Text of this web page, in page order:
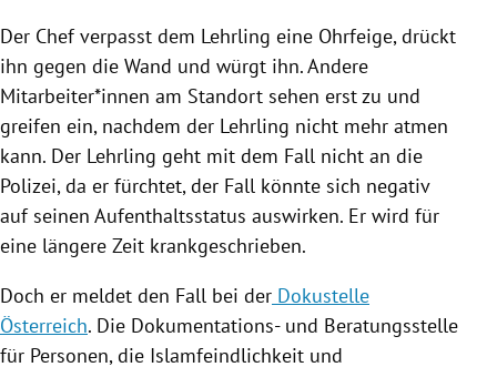
Der Chef verpasst dem Lehrling eine Ohrfeige, drückt
ihn gegen die Wand und würgt ihn. Andere
Mitarbeiter*innen am Standort sehen erst zu und
greifen ein, nachdem der Lehrling nicht mehr atmen
kann. Der Lehrling geht mit dem Fall nicht an die
Polizei, da er fürchtet, der Fall könnte sich negativ
auf seinen Aufenthaltsstatus auswirken. Er wird für
eine längere Zeit krankgeschrieben.
Doch er meldet den Fall bei der Dokustelle
Österreich. Die Dokumentations- und Beratungsstelle
für Personen, die Islamfeindlichkeit und